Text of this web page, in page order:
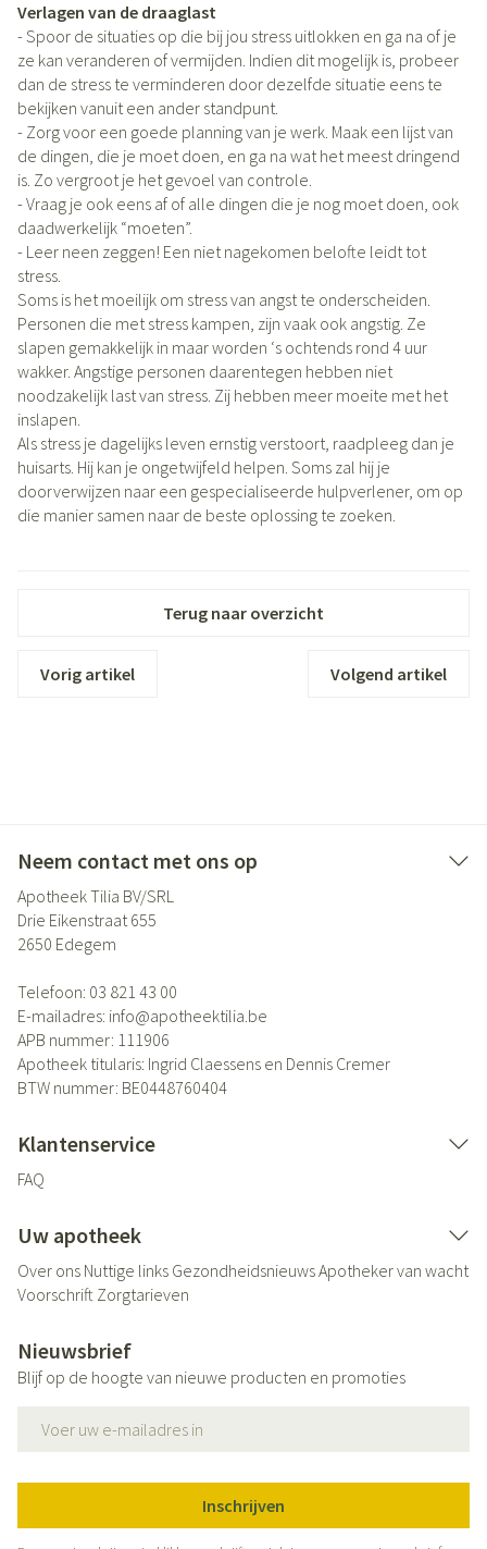
Verlagen van de draaglast
- Spoor de situaties op die bij jou stress uitlokken en ga na of je
ze kan veranderen of vermijden. Indien dit mogelijk is, probeer
dan de stress te verminderen door dezelfde situatie eens te
bekijken vanuit een ander standpunt.
- Zorg voor een goede planning van je werk. Maak een lijst van
de dingen, die je moet doen, en ga na wat het meest dringend
is. Zo vergroot je het gevoel van controle.
- Vraag je ook eens af of alle dingen die je nog moet doen, ook
daadwerkelijk “moeten”.
- Leer neen zeggen! Een niet nagekomen belofte leidt tot
stress.
Soms is het moeilijk om stress van angst te onderscheiden.
Personen die met stress kampen, zijn vaak ook angstig. Ze
slapen gemakkelijk in maar worden ‘s ochtends rond 4 uur
wakker. Angstige personen daarentegen hebben niet
noodzakelijk last van stress. Zij hebben meer moeite met het
inslapen.
Als stress je dagelijks leven ernstig verstoort, raadpleeg dan je
huisarts. Hij kan je ongetwijfeld helpen. Soms zal hij je
doorverwijzen naar een gespecialiseerde hulpverlener, om op
die manier samen naar de beste oplossing te zoeken.
Terug naar overzicht
Vorig artikel Volgend artikel
Neem contact met ons op
Apotheek Tilia BV/SRL
Drie Eikenstraat 655
2650 Edegem
Telefoon: 03 821 43 00
E-mailadres: info@apotheektilia.be
APB nummer: 111906
Apotheek titularis: Ingrid Claessens en Dennis Cremer
BTW nummer: BE0448760404
Klantenservice
FAQ
Uw apotheek
Over ons Nuttige links GezondheidsnieuwsApotheker van wacht
Voorschrift Zorgtarieven
Nieuwsbrief
Blijf op de hoogte van nieuwe producten en promoties
Inschrijven